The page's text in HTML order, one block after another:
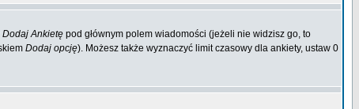
Dodaj Ankietę pod głównym polem wiadomości (jeżeli nie widzisz go, to
Dodaj opcję). Możesz także wyznaczyć limit czasowy dla ankiety, ustaw 0